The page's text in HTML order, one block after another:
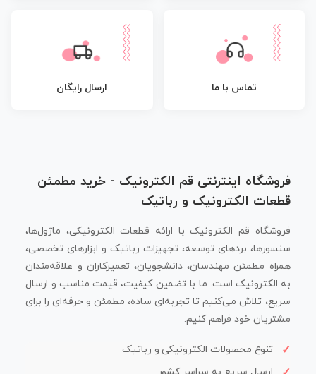
تماس با ما ارسال رایگان
فروشگاه اینترنتی قم الکترونیک - خرید مطمئن
قطعات الکترونیک و رباتیک
فروشگاه قم الکترونیک با ارائه قطعات الکترونیکی، ماژول‌ها،
سنسورها، بردهای توسعه، تجهیزات رباتیک و ابزارهای تخصصی،
همراه مطمئن مهندسان، دانشجویان، تعمیرکاران و علاقه‌مندان
به الکترونیک است. ما با تضمین کیفیت، قیمت مناسب و ارسال
سریع، تلاش می‌کنیم تا تجربه‌ای ساده، مطمئن و حرفه‌ای را برای
مشتریان خود فراهم کنیم.
تنوع محصولات الکترونیکی و رباتیک